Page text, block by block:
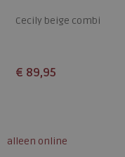
Cecily beige combi
€ 89,95
alleen online